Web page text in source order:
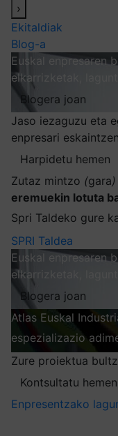
›
Ekitaldiak
Blog-a
Euskal enpresaren
elkarrizketak,
Blogera joan
Jaso iezaguzu eta
enpresari
Harpidetu hemen
Zutaz mintzo (gara)
eremuekin lotuta
Spri Taldeko gure
SPRI Taldea
Euskal enpresaren
elkarrizketak,
Blogera joan
Atlas Euskal
espezializazio
Zure proiektua
Kontsultatu hemen
Enpresentzako